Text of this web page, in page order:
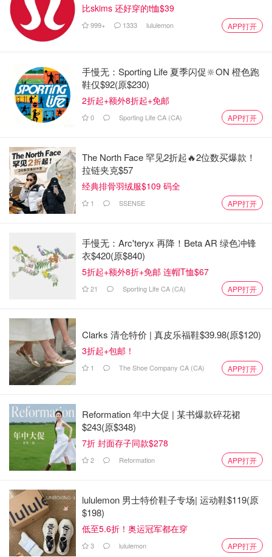
建筑工程于八月开工。我们每周都会去看看，看看我们的愿
景在稳步实现。所有工程在短短九个月内完成，最终产品超
出了我们最狂野的梦想：在东约克区建造了一座占地 1700
平方英尺、拥有四间卧室的定制家庭住宅。最终，我们花费
里买了一辆越野车，甚至还剩下一些现金来美化院子。
今年 5 月，我们搬进了新家，从那时起，我就一直为自己捏
把汗。当我们的朋友来访时，他们都不敢相信我们能买得起
这样的房子，而不需要砸锅卖铁。同时，与我们在地下室的
墙迷住了。克里斯蒂娜和我也很喜欢这里：我们离家人很
近，在我们熟悉的社区里，靠近高速公路、公交线路、地铁
线路、购物中心、餐馆和好学校。
空间做饭，有安全的后院供孩子们跑来跑去，有足够长的前
院停放家庭用车，甚至还有一整间专门放玩具的房间。不
过，我们的第三个孩子将在 11 月出生，所以玩具室很快就
会被改成婴儿室。
比skims 还好穿的t恤$39
999+ 1333 lululemon APP打开
手慢无：Sporting Life 夏季闪促🔆ON 橙色跑
鞋仅$92(原$230)
2折起+额外8折起+免邮
0 Sporting Life CA (CA) APP打开
The North Face 罕见2折起🔥2位数买爆款！
拉链夹克$57
经典排骨羽绒服$109 码全
1 SSENSE APP打开
手慢无：Arc'teryx 再降！Beta AR 绿色冲锋
衣$420(原$840)
5折起+额外8折+免邮 连帽T恤$67
21 Sporting Life CA (CA) APP打开
Clarks 清仓特价 | 真皮乐福鞋$39.98(原$120)
3折起+包邮！
1 The Shoe Company CA (CA) APP打开
Reformation 年中大促 | 某书爆款碎花裙
$243(原$348)
7折 封面存子同款$278
2 Reformation APP打开
lululemon 男士特价鞋子专场| 运动鞋$119(原
$198)
低至5.6折！奥运冠军都在穿
3 lululemon APP打开